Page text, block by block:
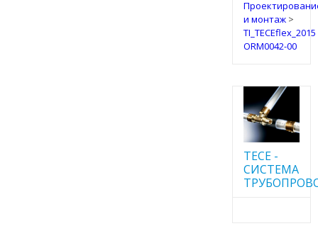
и монтаж>
TI_TECEflex_2015
ORM0042-00
TECE -
CИСТЕМА